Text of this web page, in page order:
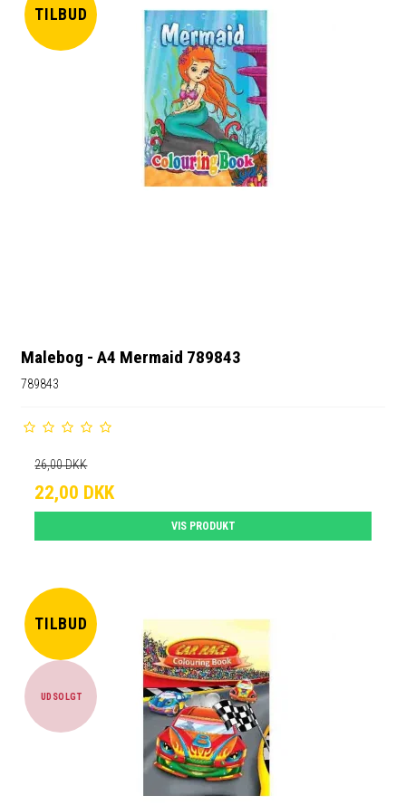
TILBUD
Malebog - A4 Mermaid 789843
789843
26,00 DKK
22,00 DKK
VIS PRODUKT
TILBUD
UDSOLGT